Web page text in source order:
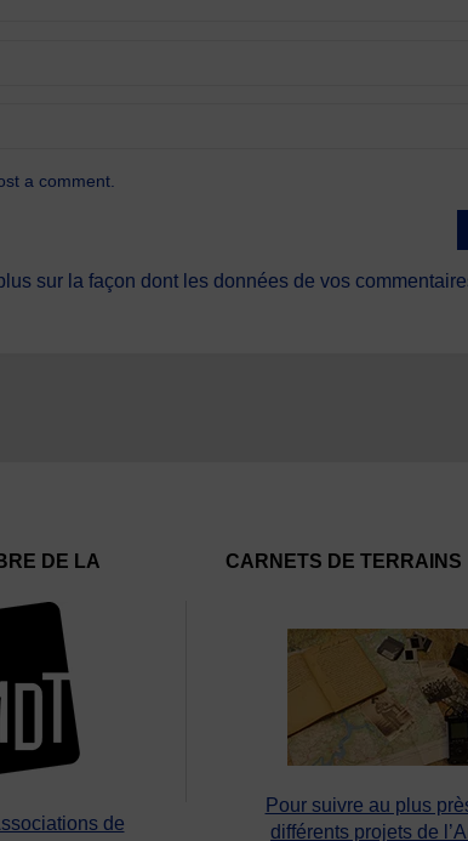
a comment.
sur la façon dont les données de vos
DE LA
de
CARNETS DE TERRAINS
Pour suivre au plus
différents projets de